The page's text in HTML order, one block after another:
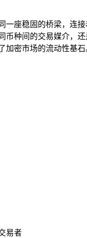
一座稳固的桥梁，连
币种间的交易媒介，
加密市场的流动性基
易者